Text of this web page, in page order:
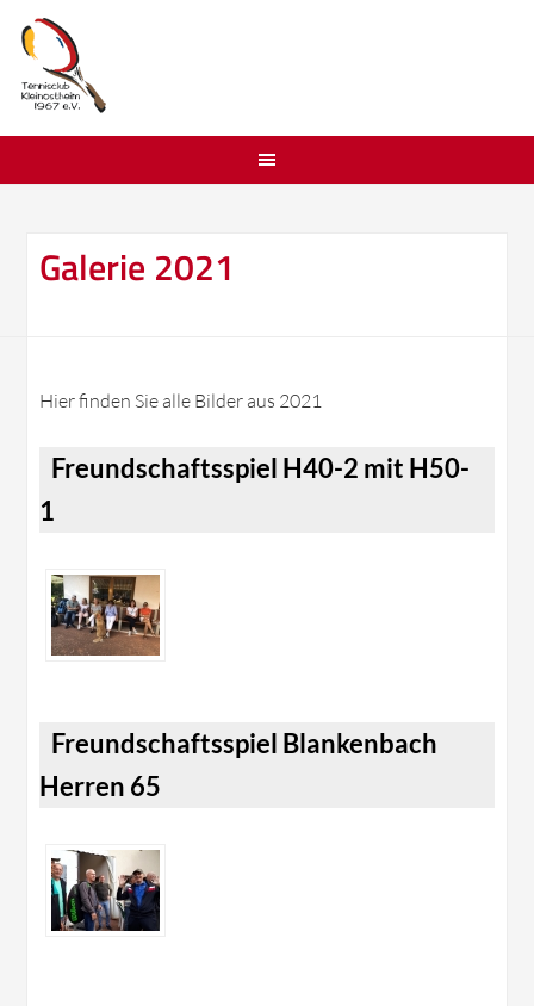
Galerie 2021
Hier finden Sie alle Bilder aus 2021
Freundschaftsspiel H40-2 mit H50-
1
Freundschaftsspiel Blankenbach
Herren 65